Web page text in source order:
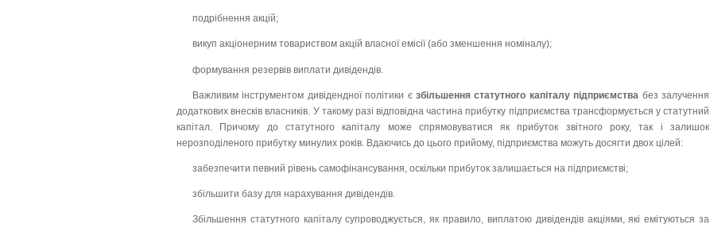
подрібнення акцій;
викуп акціонерним товариством акцій власної емісії (або зменшення номіналу);
формування резервів виплати дивідендів.
Важливим інструментом дивідендної політики є збільшення статутного капіталу підприємства без залучення
додаткових внесків власників. У такому разі відповідна частина прибутку підприємства трансформується у статутний
капітал. Причому до статутного капіталу може спрямовуватися як прибуток звітного року, так і залишок
нерозподіленого прибутку минулих років. Вдаючись до цього прийому, підприємства можуть досягти двох цілей:
забезпечити певний рівень самофінансування, оскільки прибуток залишається на підприємстві;
збільшити базу для нарахування дивідендів.
Збільшення статутного капіталу супроводжується, як правило, виплатою дивідендів акціями, які емітуються за